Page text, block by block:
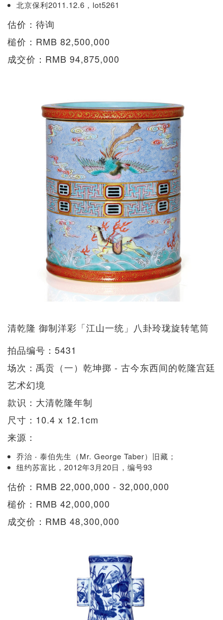
北京保利2011.12.6，lot5261
估价：待询
槌价：RMB 82,500,000
成交价：RMB 94,875,000
清乾隆 御制洋彩「江山一统」八卦玲珑旋转笔筒
拍品编号：5431
场次：禹贡（一）乾坤掷 - 古今东西间的乾隆宫廷
艺术幻境
款识：大清乾隆年制
尺寸：10.4 x 12.1cm
来源：
乔治 ‧ 泰伯先生（Mr. George Taber）旧藏；
纽约苏富比，2012年3月20日，编号93
估价：RMB 22,000,000 - 32,000,000
槌价：RMB 42,000,000
成交价：RMB 48,300,000